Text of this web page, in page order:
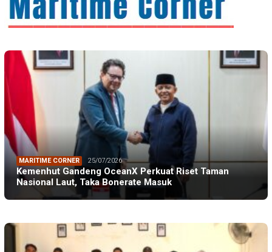
MARITIME CORNER 25/07/2026
Kemenhut Gandeng OceanX Perkuat Riset Taman
Nasional Laut, Taka Bonerate Masuk